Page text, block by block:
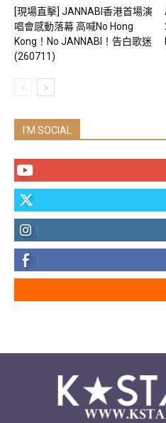
[現場直擊] JANNABI香港首場演
唱會感動落幕 高喊No Hong
Kong！No JANNABI！告白歌迷
(260711)
I'M SOCIAL